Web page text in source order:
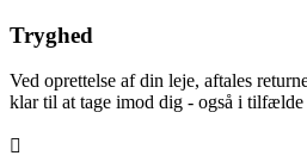
Tryghed
Ved oprettelse af din leje, aftales
klar til at tage imod dig - også i